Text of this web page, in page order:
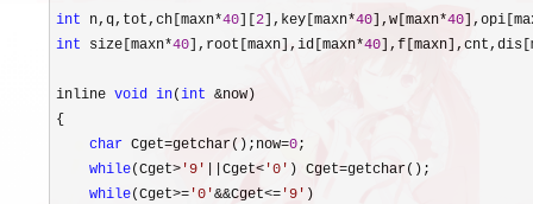
int n,q,tot,ch[maxn*40 2 ],key[maxn*40 ],w[maxn*40
int size[maxn*40 ],root[maxn],id[maxn*40
inline void in(int &now)
{
char Cget=getchar();now=0;
while(Cget> '9 ' ||Cget< '0 ' ) Cget=getchar();
while(Cget>= '0 '&&Cget<= '9 ' )